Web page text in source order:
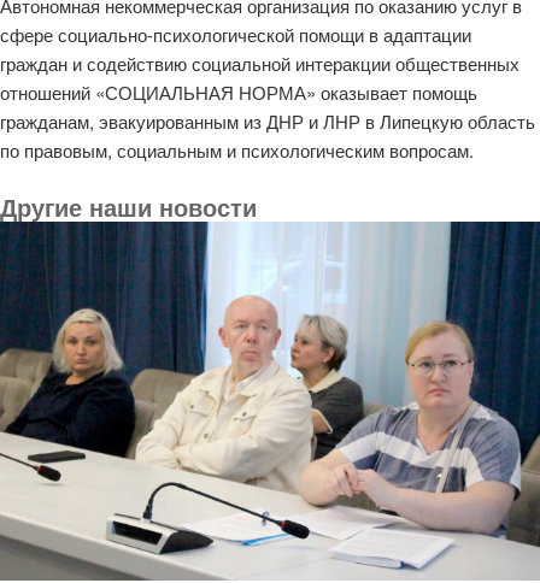
Автономная некоммерческая организация по оказанию услуг в
сфере социально-психологической помощи в адаптации
граждан и содействию социальной интеракции общественных
отношений «СОЦИАЛЬНАЯ НОРМА» оказывает помощь
гражданам, эвакуированным из ДНР и ЛНР в Липецкую область
по правовым, социальным и психологическим вопросам.
Другие наши новости